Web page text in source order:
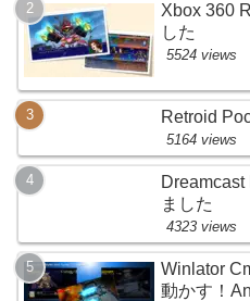
Xbox 360
した
5524 views
Retroid
5164 views
ました
4323 views
Winlator
動かす！